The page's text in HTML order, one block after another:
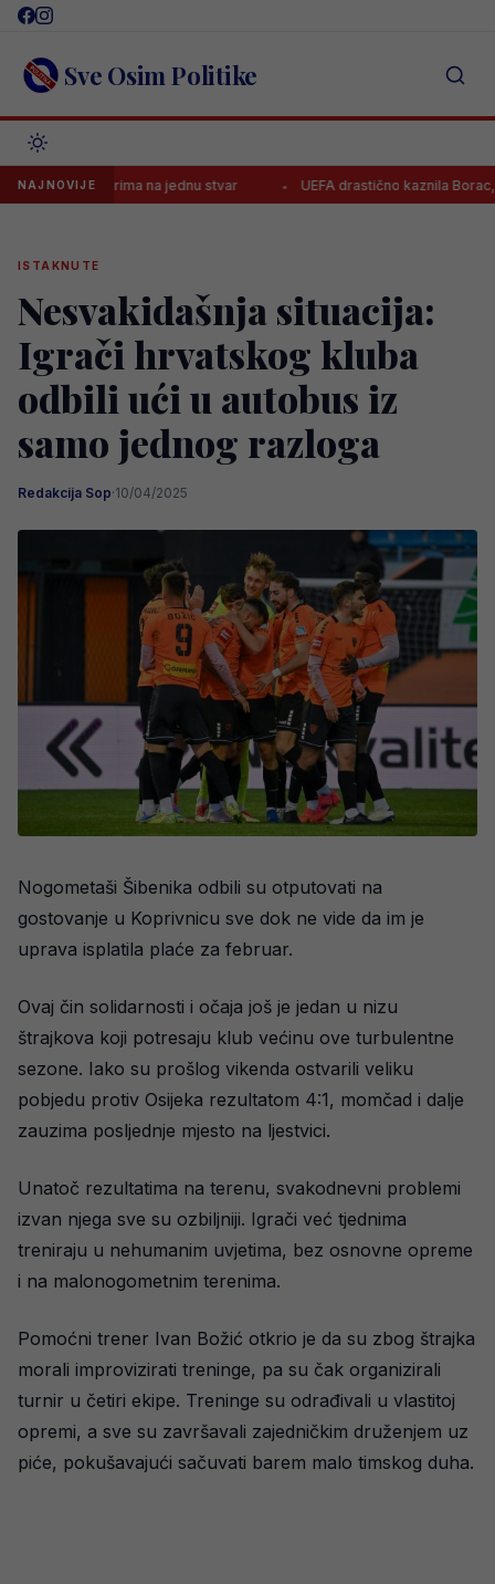
Skip
content Sve Osim Politike
NAJNOVIJE
Kerima na jednu stvar UEFA drastično kaznila Borac, evo
ISTAKNUTE
Nesvakidašnja situacija:
Igrači hrvatskog kluba
odbili ući u autobus iz
samo jednog razloga
Redakcija Sop·10/04/2025
Nogometaši Šibenika odbili su otputovati na
gostovanje u Koprivnicu sve dok ne vide da im je
uprava isplatila plaće za februar.
Ovaj čin solidarnosti i očaja još je jedan u nizu
štrajkova koji potresaju klub većinu ove turbulentne
sezone. Iako su prošlog vikenda ostvarili veliku
pobjedu protiv Osijeka rezultatom 4:1, momčad i dalje
zauzima posljednje mjesto na ljestvici.
Unatoč rezultatima na terenu, svakodnevni problemi
izvan njega sve su ozbiljniji. Igrači već tjednima
treniraju u nehumanim uvjetima, bez osnovne opreme
i na malonogometnim terenima.
Pomoćni trener Ivan Božić otkrio je da su zbog štrajka
morali improvizirati treninge, pa su čak organizirali
turnir u četiri ekipe. Treninge su odrađivali u vlastitoj
opremi, a sve su završavali zajedničkim druženjem uz
piće, pokušavajući sačuvati barem malo timskog duha.